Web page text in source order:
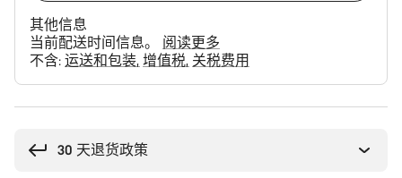
其他信息
当前配送时间信息。 阅读更多
不含: 运送和包装 增值税 关税费用
30 天退货政策